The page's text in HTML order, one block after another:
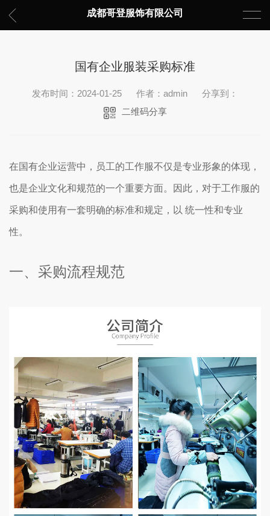
成都哥登服饰有限公司
国有企业服装采购标准
发布时间：2024-01-25 作者：admin
分享到：
二维码分享
在国有企业运营中，员工的工作服不仅是专业形象的体现，
也是企业文化和规范的一个重要方面。因此，对于工作服的
采购和使用有一套明确的标准和规定，以 统一性和专业
性。
一、采购流程规范